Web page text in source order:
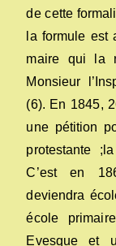
de cette
la formule est
maire qui la
Monsieur
(6). En 1845,
une pétition
protestante
C’est en
deviendra
école
Evesque et